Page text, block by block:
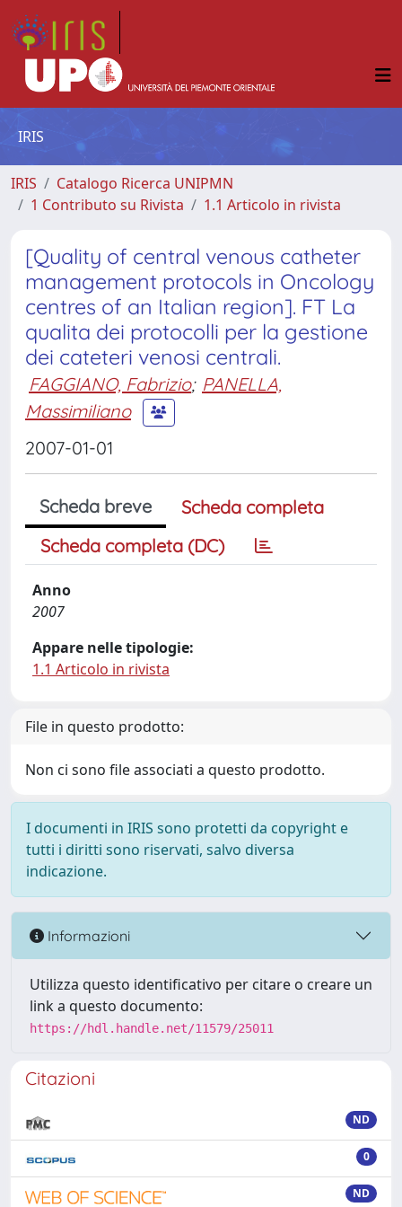
IRIS
IRIS
Catalogo Ricerca UNIPMN
1 Contributo su Rivista
1.1 Articolo in rivista
[Quality of central venous catheter
management protocols in Oncology
centres of an Italian region]. FT La
qualita dei protocolli per la gestione
dei cateteri venosi centrali.
FAGGIANO, Fabrizio; PANELLA,
Massimiliano
2007-01-01
Scheda breve
Scheda completa
Scheda completa (DC)
Anno
2007
Appare nelle tipologie:
1.1 Articolo in rivista
File in questo prodotto:
Non ci sono file associati a questo prodotto.
I documenti in IRIS sono protetti da copyright e
tutti i diritti sono riservati, salvo diversa
indicazione.
Informazioni
Utilizza questo identificativo per citare o creare un
link a questo documento:
https://hdl.handle.net/11579/25011
Citazioni
ND
0
ND